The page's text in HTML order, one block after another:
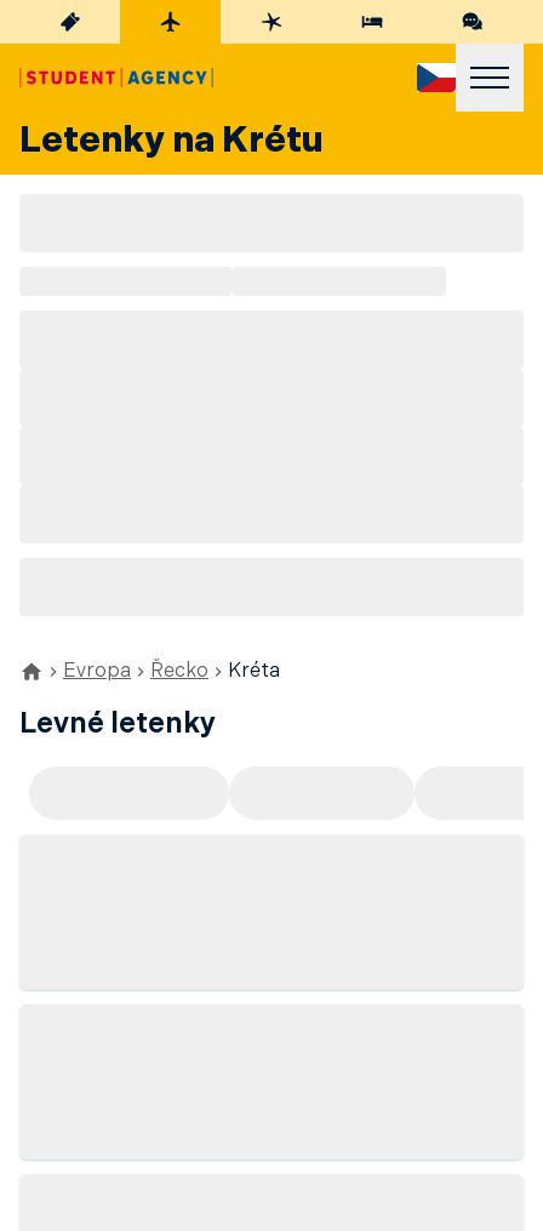
Letenky na Krétu
Evropa Řecko Kréta
Levné letenky